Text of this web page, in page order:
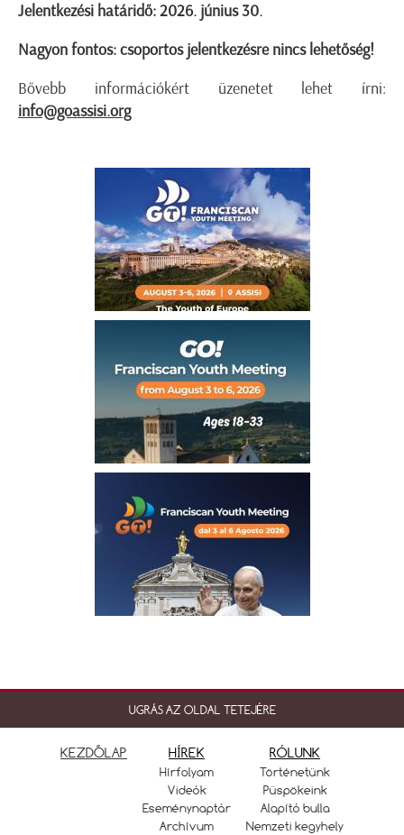
Jelentkezési határidő: 2026. június 30.
Nagyon fontos: csoportos jelentkezésre nincs lehetőség!
Bővebb információkért üzenetet lehet írni:
info@goassisi.org
UGRÁS AZ OLDAL TETEJÉRE
KEZDŐLAP HÍREK
Hírfolyam
Videók
Eseménynaptár
Archívum
RÓLUNK
Történetünk
Püspökeink
Alapító bulla
Nemzeti kegyhely